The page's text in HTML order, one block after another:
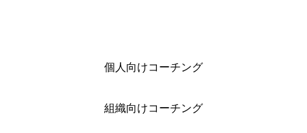
個人向けコーチング
組織向けコーチング